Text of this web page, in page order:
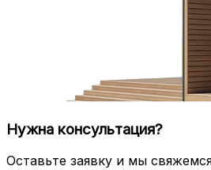
Нужна консультация?
Оставьте заявку и мы